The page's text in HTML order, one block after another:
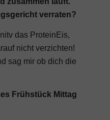
verraten?
das ProteinEis,
nicht verzichten!
sag mir ob dich die
Frühstück Mittag